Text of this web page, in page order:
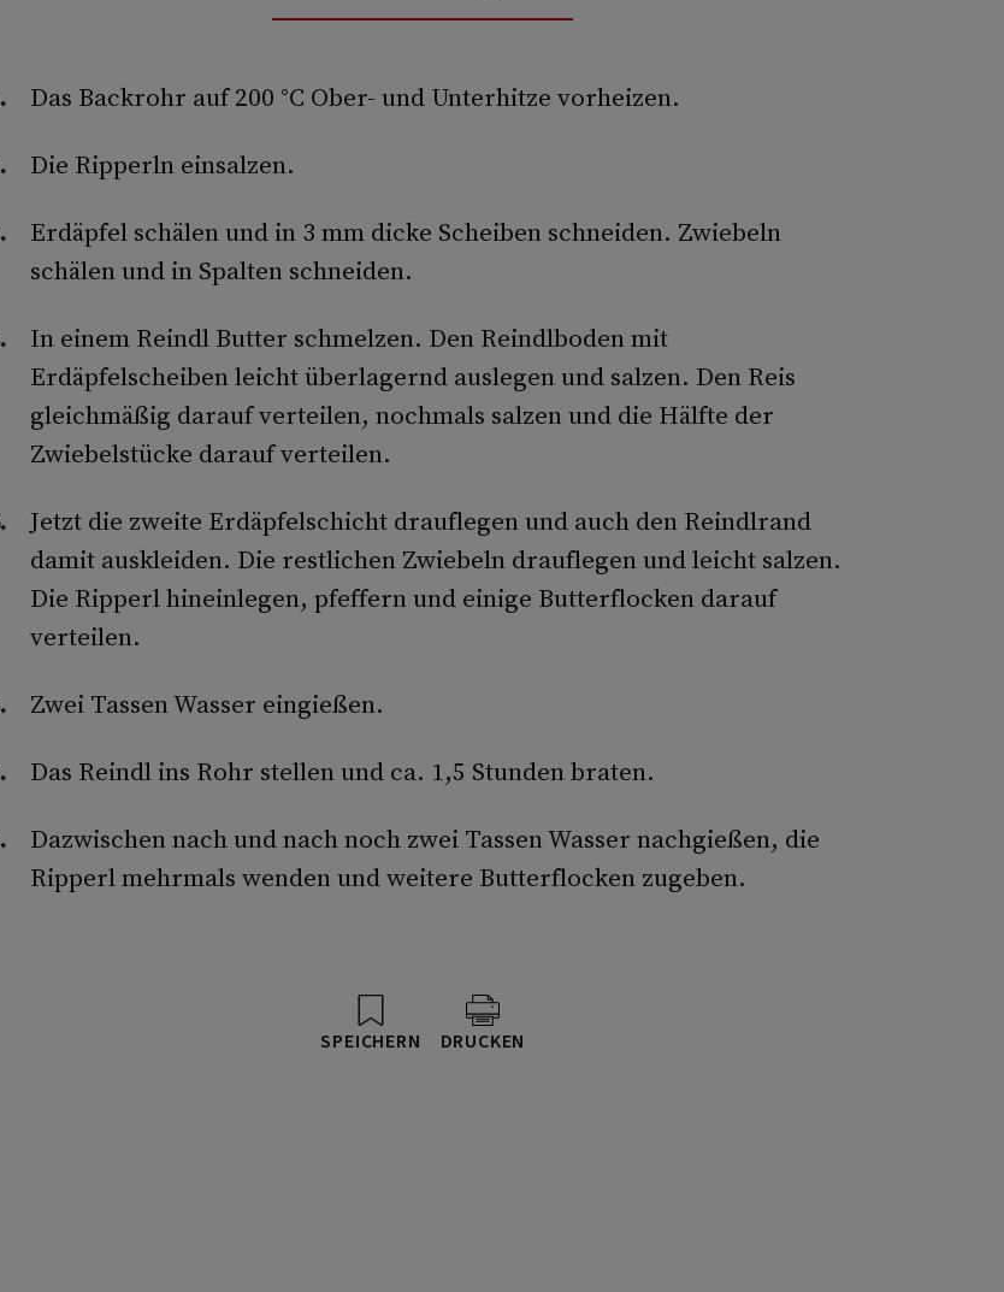
Das Backrohr auf 200 °C Ober- und Unterhitze vorheizen.
Die Ripperln einsalzen.
Erdäpfel schälen und in 3 mm dicke Scheiben schneiden. Zwiebeln
schälen und in Spalten schneiden.
In einem Reindl Butter schmelzen. Den Reindlboden mit
Erdäpfelscheiben leicht überlagernd auslegen und salzen. Den Reis
gleichmäßig darauf verteilen, nochmals salzen und die Hälfte der
Zwiebelstücke darauf verteilen.
Jetzt die zweite Erdäpfelschicht drauflegen und auch den Reindlrand
damit auskleiden. Die restlichen Zwiebeln drauflegen und leicht salzen.
Die Ripperl hineinlegen, pfeffern und einige Butterflocken darauf
verteilen.
Zwei Tassen Wasser eingießen.
Das Reindl ins Rohr stellen und ca. 1,5 Stunden braten.
Dazwischen nach und nach noch zwei Tassen Wasser nachgießen, die
Ripperl mehrmals wenden und weitere Butterflocken zugeben.
SPEICHERN DRUCKEN